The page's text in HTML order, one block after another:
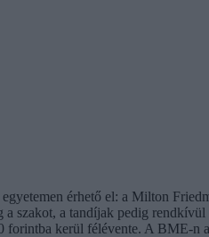
érhető el: a Milton
szakot, a tandíjak pedig
kerül félévente. A BME-n